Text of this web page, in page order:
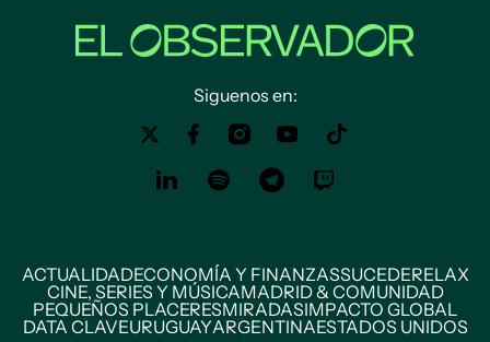
Siguenos en:
ACTUALIDADECONOMÍA Y FINANZASSUCEDERELAX
CINE, SERIES Y MÚSICAMADRID & COMUNIDAD
PEQUEÑOS PLACERESMIRADASIMPACTO GLOBAL
DATA CLAVEURUGUAYARGENTINAESTADOS UNIDOS